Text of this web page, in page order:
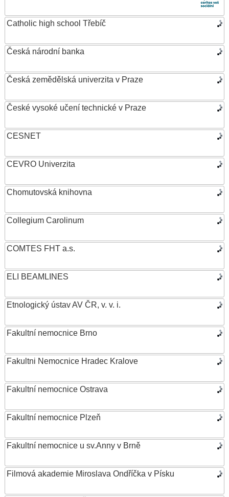
Catholic high school Třebíč
Česká národní banka
Česká zemědělská univerzita v Praze
České vysoké učení technické v Praze
CESNET
CEVRO Univerzita
Chomutovská knihovna
Collegium Carolinum
COMTES FHT a.s.
ELI BEAMLINES
Etnologický ústav AV ČR, v. v. i.
Fakultní nemocnice Brno
Fakultni Nemocnice Hradec Kralove
Fakultní nemocnice Ostrava
Fakultní nemocnice Plzeň
Fakultní nemocnice u sv.Anny v Brně
Filmová akademie Miroslava Ondříčka v Písku